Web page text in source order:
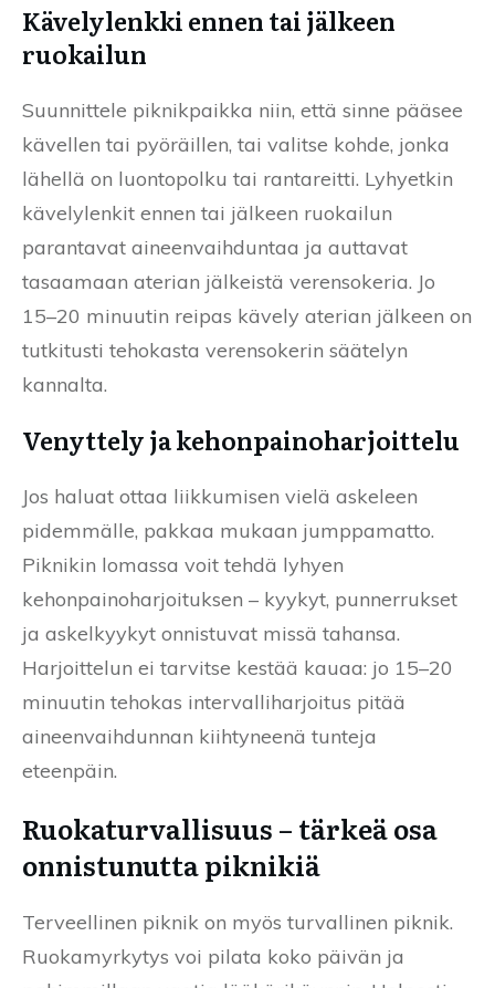
Kävelylenkki ennen tai jälkeen
ruokailun
Suunnittele piknikpaikka niin, että sinne pääsee
kävellen tai pyöräillen, tai valitse kohde, jonka
lähellä on luontopolku tai rantareitti. Lyhyetkin
kävelylenkit ennen tai jälkeen ruokailun
parantavat aineenvaihduntaa ja auttavat
tasaamaan aterian jälkeistä verensokeria. Jo
15–20 minuutin reipas kävely aterian jälkeen on
tutkitusti tehokasta verensokerin säätelyn
kannalta.
Venyttely ja kehonpainoharjoittelu
Jos haluat ottaa liikkumisen vielä askeleen
pidemmälle, pakkaa mukaan jumppamatto.
Piknikin lomassa voit tehdä lyhyen
kehonpainoharjoituksen – kyykyt, punnerrukset
ja askelkyykyt onnistuvat missä tahansa.
Harjoittelun ei tarvitse kestää kauaa: jo 15–20
minuutin tehokas intervalliharjoitus pitää
aineenvaihdunnan kiihtyneenä tunteja
eteenpäin.
Ruokaturvallisuus – tärkeä osa
onnistunutta piknikiä
Terveellinen piknik on myös turvallinen piknik.
Ruokamyrkytys voi pilata koko päivän ja